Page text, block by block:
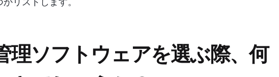
理ソフトウェアを選ぶ際、何